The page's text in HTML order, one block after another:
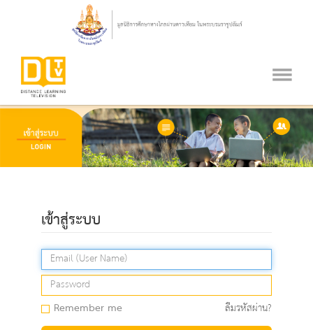
เข้าสู่ระบบ
Remember me ลืมรหัสผ่าน?